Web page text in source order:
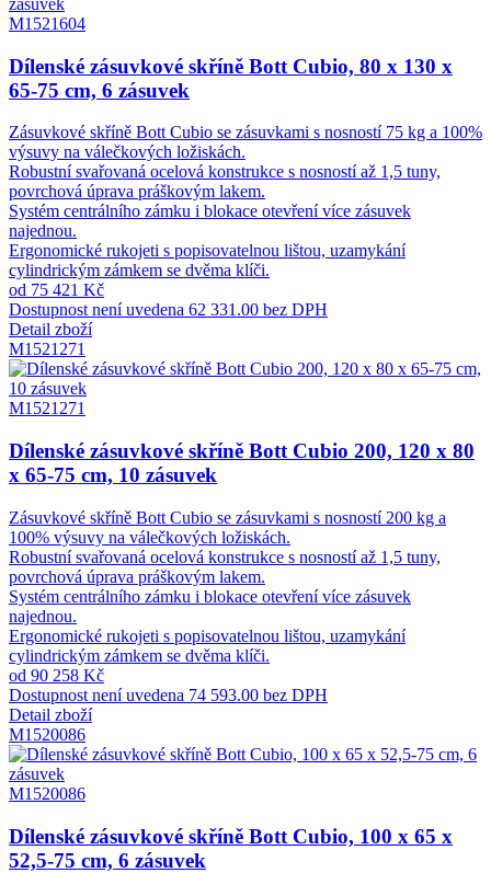
M1521604
Dílenské zásuvkové skříně Bott Cubio, 80 x 130 x
65-75 cm, 6 zásuvek
Zásuvkové skříně Bott Cubio se zásuvkami s nosností 75 kg a 100%
výsuvy na válečkových ložiskách.
Robustní svařovaná ocelová konstrukce s nosností až 1,5 tuny,
povrchová úprava práškovým lakem.
Systém centrálního zámku i blokace otevření více zásuvek
najednou.
Ergonomické rukojeti s popisovatelnou lištou, uzamykání
cylindrickým zámkem se dvěma klíči.
od 75 421 Kč
Dostupnost není uvedena 62 331.00 bez DPH
Detail zboží
M1521271
M1521271
Dílenské zásuvkové skříně Bott Cubio 200, 120 x 80
x 65-75 cm, 10 zásuvek
Zásuvkové skříně Bott Cubio se zásuvkami s nosností 200 kg a
100% výsuvy na válečkových ložiskách.
Robustní svařovaná ocelová konstrukce s nosností až 1,5 tuny,
povrchová úprava práškovým lakem.
Systém centrálního zámku i blokace otevření více zásuvek
najednou.
Ergonomické rukojeti s popisovatelnou lištou, uzamykání
cylindrickým zámkem se dvěma klíči.
od 90 258 Kč
Dostupnost není uvedena 74 593.00 bez DPH
Detail zboží
M1520086
M1520086
Dílenské zásuvkové skříně Bott Cubio, 100 x 65 x
52,5-75 cm, 6 zásuvek